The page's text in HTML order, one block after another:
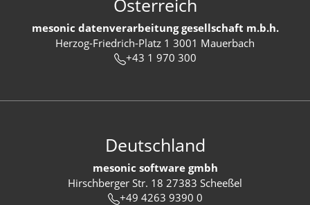
Österreich
mesonic datenverarbeitung gesellschaft m.b.h.
Herzog-Friedrich-Platz 1 3001 Mauerbach
+43 1 970 300
Deutschland
mesonic software gmbh
Hirschberger Str. 18 27383 Scheeßel
+49 4263 9390 0